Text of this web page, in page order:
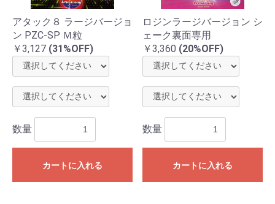
アタック８ ラージバージョ
ン PZC-SP Ｍ粒
￥3,127 (31%OFF)
数量
カートに入れる
ロジンラージバージョン シ
ェーク裏面専用
￥3,360 (20%OFF)
数量
カートに入れる